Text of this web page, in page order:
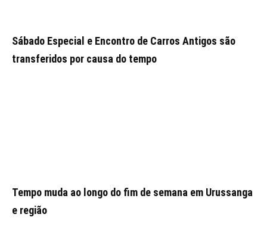
Sábado Especial e Encontro de Carros Antigos são
transferidos por causa do tempo
Tempo muda ao longo do fim de semana em Urussanga
e região